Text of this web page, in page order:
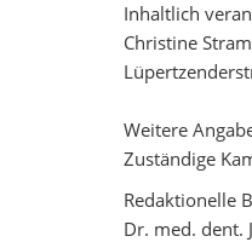
Inhaltlich
Christine
Weitere
Zuständige
Redaktionelle
Dr. med. dent.